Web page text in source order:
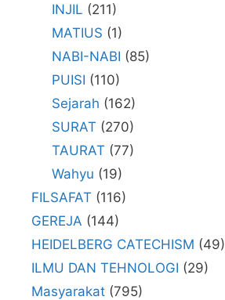
INJIL (211)
MATIUS (1)
NABI-NABI (85)
PUISI (110)
Sejarah (162)
SURAT (270)
TAURAT (77)
Wahyu (19)
FILSAFAT (116)
GEREJA (144)
HEIDELBERG CATECHISM (49)
ILMU DAN TEHNOLOGI (29)
Masyarakat (795)